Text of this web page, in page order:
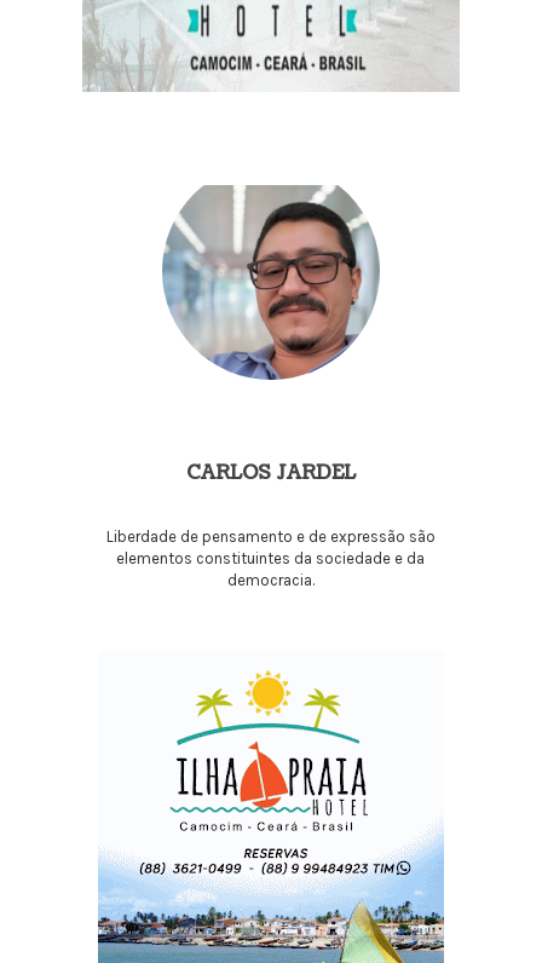
CARLOS JARDEL
Liberdade de pensamento e de expressão são
elementos constituintes da sociedade e da
democracia.